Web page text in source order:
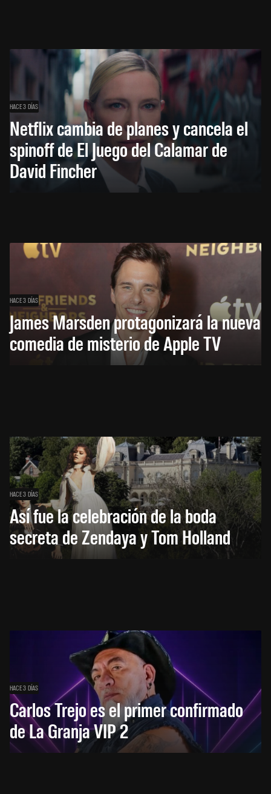
HACE 3 DÍAS
Netflix cambia de planes y cancela el
spinoff de El Juego del Calamar de
David Fincher
HACE 3 DÍAS
James Marsden protagonizará la nueva
comedia de misterio de Apple TV
HACE 3 DÍAS
Así fue la celebración de la boda
secreta de Zendaya y Tom Holland
HACE 3 DÍAS
Carlos Trejo es el primer confirmado
de La Granja VIP 2